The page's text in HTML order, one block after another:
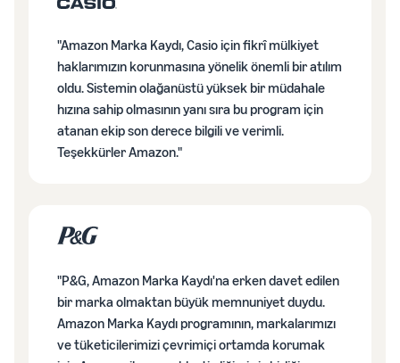
"Amazon Marka Kaydı, Casio için fikrî mülkiyet
haklarımızın korunmasına yönelik önemli bir atılım
oldu. Sistemin olağanüstü yüksek bir müdahale
hızına sahip olmasının yanı sıra bu program için
atanan ekip son derece bilgili ve verimli.
Teşekkürler Amazon."
"P&G, Amazon Marka Kaydı'na erken davet edilen
bir marka olmaktan büyük memnuniyet duydu.
Amazon Marka Kaydı programının, markalarımızı
ve tüketicilerimizi çevrimiçi ortamda korumak